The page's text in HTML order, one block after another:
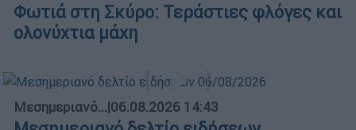
Φωτιά στη Σκύρο: Τεράστιες φλόγες και
ολονύχτια μάχη
Μεσημεριανό...|06.08.2026 14:43